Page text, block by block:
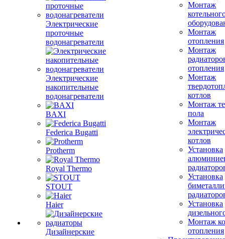
Электрические
проточные
водонагреватели
Электрические
накопительные
водонагреватели
BAXI
Federica Bugatti
Protherm
Royal Thermo
STOUT
Haier
Дизайнерские
Монтаж
Монтаж
отопления
Монтаж
отопления
Монтаж
котлов
Монтаж
пола
Монтаж
котлов
Установка
Установка
Установка
Монтаж
отопления